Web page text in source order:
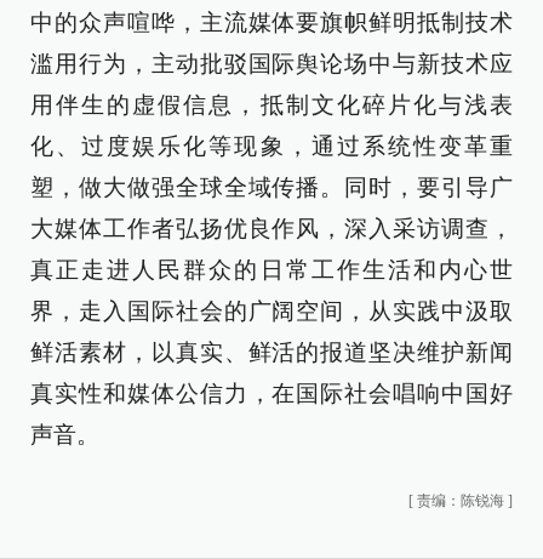
中的众声喧哗，主流媒体要旗帜鲜明抵制技术
滥用行为，主动批驳国际舆论场中与新技术应
用伴生的虚假信息，抵制文化碎片化与浅表
化、过度娱乐化等现象，通过系统性变革重
塑，做大做强全球全域传播。同时，要引导广
大媒体工作者弘扬优良作风，深入采访调查，
真正走进人民群众的日常工作生活和内心世
界，走入国际社会的广阔空间，从实践中汲取
鲜活素材，以真实、鲜活的报道坚决维护新闻
真实性和媒体公信力，在国际社会唱响中国好
声音。
[ 责编：陈锐海 ]